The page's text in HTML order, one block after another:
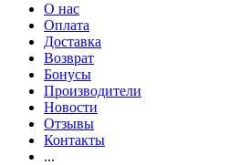
О нас
Оплата
Доставка
Возврат
Бонусы
Производители
Новости
Отзывы
Контакты
...